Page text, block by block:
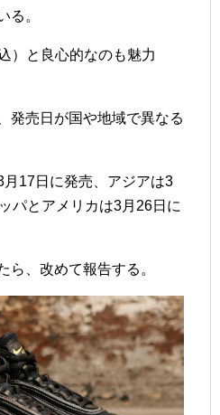
る。
）と良心的なのも魅力
発売日が国や地域で異なる
17日に発売、アジアは3
パとアメリカは3月26日に
ら、改めて報告する。